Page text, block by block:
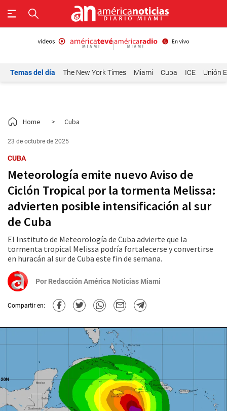
Temas del día The New York Times Miami Cuba ICE Unión
Home > Cuba
23 de octubre de 2025
CUBA
Meteorología emite nuevo Aviso de
Ciclón Tropical por la tormenta Melissa:
advierten posible intensificación al sur
de Cuba
El Instituto de Meteorología de Cuba advierte que la
tormenta tropical Melissa podría fortalecerse y convertirse
en huracán al sur de Cuba este fin de semana.
Por Redacción América Noticias Miami
Compartir en: